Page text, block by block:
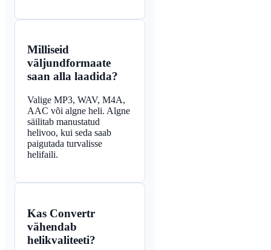
Milliseid
väljundformaate
saan alla laadida?
Valige MP3, WAV, M4A,
AAC või algne heli. Algne
säilitab manustatud
helivoo, kui seda saab
paigutada turvalisse
helifaili.
Kas Convertr
vähendab
helikvaliteeti?